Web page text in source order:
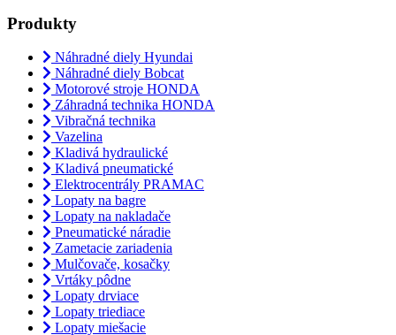
Produkty
Náhradné diely Hyundai
Náhradné diely Bobcat
Motorové stroje HONDA
Záhradná technika HONDA
Vibračná technika
Vazelina
Kladivá hydraulické
Kladivá pneumatické
Elektrocentrály PRAMAC
Lopaty na bagre
Lopaty na nakladače
Pneumatické náradie
Zametacie zariadenia
Mulčovače, kosačky
Vrtáky pôdne
Lopaty drviace
Lopaty triediace
Lopaty miešacie